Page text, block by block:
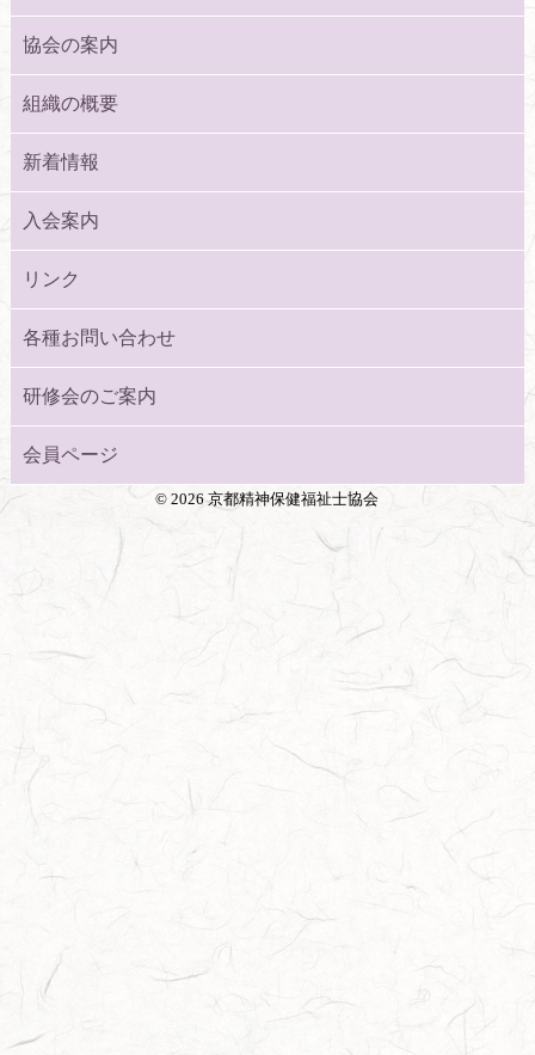
協会の案内
組織の概要
新着情報
入会案内
リンク
各種お問い合わせ
研修会のご案内
会員ページ
©2026 京都精神保健福祉士協会